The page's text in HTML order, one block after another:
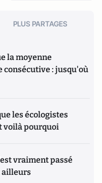
PLUS PARTAGES
la moyenne
consécutive : jusqu'où
les écologistes
voilà pourquoi
vraiment passé
ailleurs